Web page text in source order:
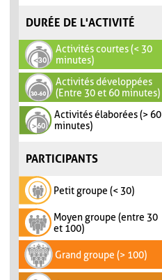
DURÉE DE L'ACTIVITÉ
Activités courtes (< 30
minutes)
Activités développées
(Entre 30 et 60 minutes)
Activités élaborées (> 60
minutes)
PARTICIPANTS
Petit groupe (< 30)
Moyen groupe (entre 30
et 100)
Grand groupe (> 100)